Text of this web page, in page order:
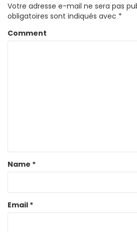
Votre adresse e-mail ne sera pas
obligatoires sont indiqués avec *
Comment
Name *
Email *